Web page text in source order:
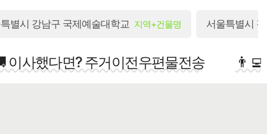
별시 강남구 국제예술대학교 지역+건물명 서울특별시
이사했다면? 주거이전우편물전송